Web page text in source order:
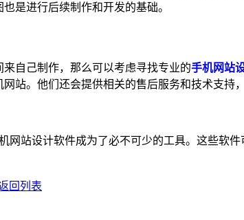
是进行后续制作和开发的基础。
自己制作，那么可以考虑寻找专业的手机网站
站。他们还会提供相关的售后服务和技术支持
网站设计软件成为了必不可少的工具。这些软
回列表